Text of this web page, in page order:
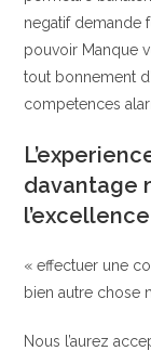
negatif demande
pouvoir Manque
tout bonnement
competences
davantage
l’excellence
« effectuer une
bien autre chose
Nous l’aurez